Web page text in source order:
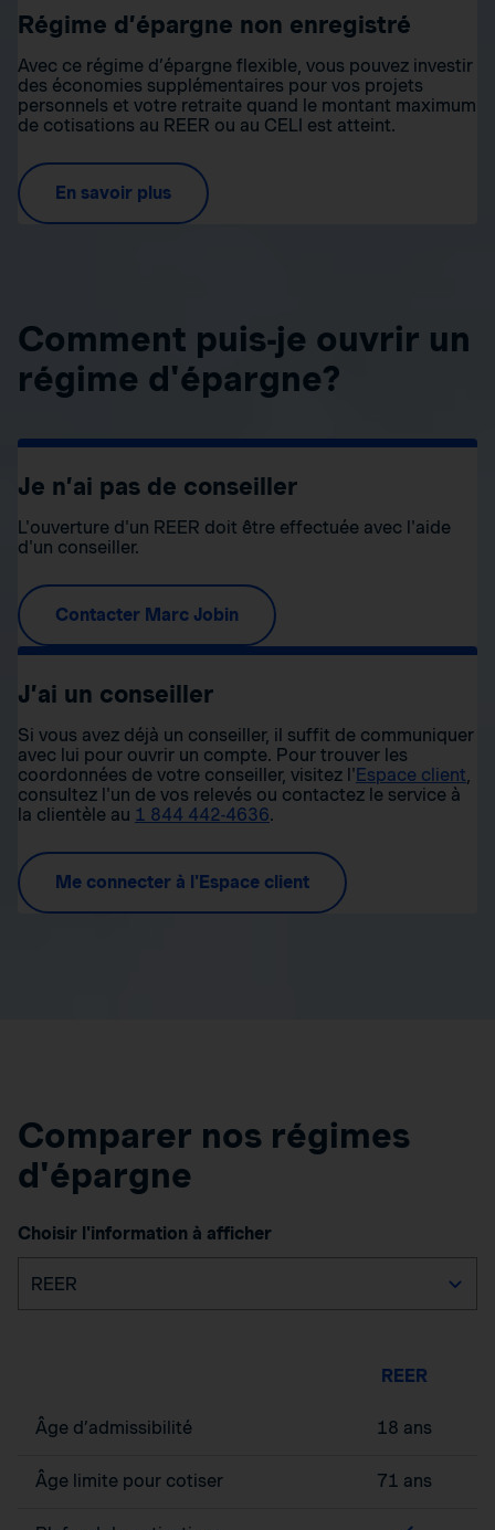
Régime d’épargne non enregistré
Avec ce régime d’épargne flexible, vous pouvez investir
des économies supplémentaires pour vos projets
personnels et votre retraite quand le montant maximum
de cotisations au REER ou au CELI est atteint.
En savoir plus
Comment puis-je ouvrir un
régime d'épargne?
Je n’ai pas de conseiller
L'ouverture d'un REER doit être effectuée avec l'aide
d'un conseiller.
Contacter Marc Jobin
J’ai un conseiller
Si vous avez déjà un conseiller, il suffit de communiquer
avec lui pour ouvrir un compte. Pour trouver les
coordonnées de votre conseiller, visitez l' Espace client,
consultez l'un de vos relevés ou contactez le service à
la clientèle au 1 844 442-4636.
Me connecter à l'Espace client
Comparer nos régimes
d'épargne
Choisir l'information à afficher
REER
Âge d’admissibilité 18 ans
Âge limite pour cotiser 71 ans